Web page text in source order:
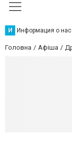
И Информация о нас
Головна Афіша